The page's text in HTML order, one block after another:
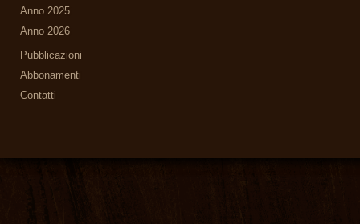
Anno 2025
Anno 2026
Pubblicazioni
Abbonamenti
Contatti